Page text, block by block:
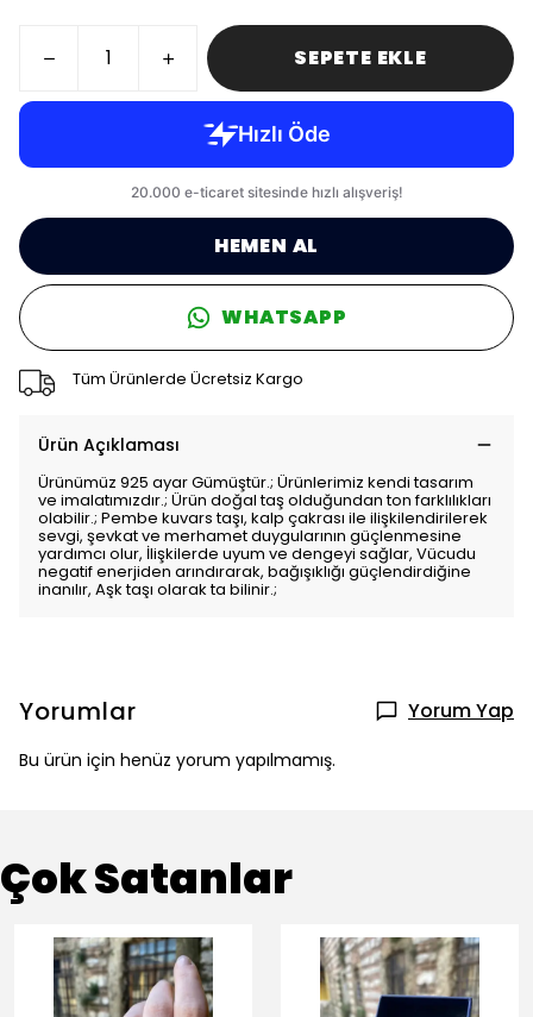
SEPETE EKLE
HEMEN AL
WHATSAPP
Tüm Ürünlerde Ücretsiz Kargo
Ürün Açıklaması
Ürünümüz 925 ayar Gümüştür.; Ürünlerimiz kendi tasarım
ve imalatımızdır.; Ürün doğal taş olduğundan ton farklılıkları
olabilir.; Pembe kuvars taşı, kalp çakrası ile ilişkilendirilerek
sevgi, şevkat ve merhamet duygularının güçlenmesine
yardımcı olur, İlişkilerde uyum ve dengeyi sağlar, Vücudu
negatif enerjiden arındırarak, bağışıklığı güçlendirdiğine
inanılır, Aşk taşı olarak ta bilinir.;
Yorumlar Yorum Yap
Bu ürün için henüz yorum yapılmamış.
Çok Satanlar